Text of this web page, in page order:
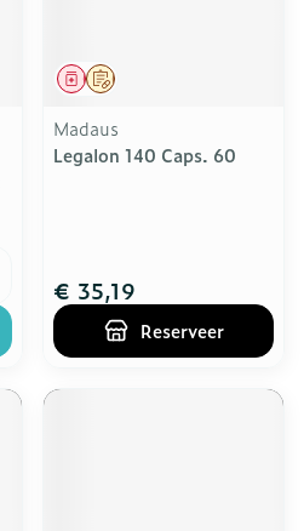
Op voorschrift
Geneesmiddel
Madaus
Legalon 140 Caps. 60
€ 35,19
Reserveer